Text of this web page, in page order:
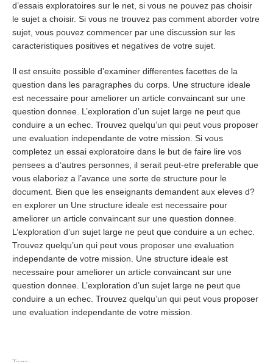
d’essais exploratoires sur le net, si vous ne pouvez pas choisir
le sujet a choisir. Si vous ne trouvez pas comment aborder votre
sujet, vous pouvez commencer par une discussion sur les
caracteristiques positives et negatives de votre sujet.
Il est ensuite possible d’examiner differentes facettes de la
question dans les paragraphes du corps. Une structure ideale
est necessaire pour ameliorer un article convaincant sur une
question donnee. L’exploration d’un sujet large ne peut que
conduire a un echec. Trouvez quelqu’un qui peut vous proposer
une evaluation independante de votre mission. Si vous
completez un essai exploratoire dans le but de faire lire vos
pensees a d’autres personnes, il serait peut-etre preferable que
vous elaboriez a l’avance une sorte de structure pour le
document. Bien que les enseignants demandent aux eleves d?
en explorer un Une structure ideale est necessaire pour
ameliorer un article convaincant sur une question donnee.
L’exploration d’un sujet large ne peut que conduire a un echec.
Trouvez quelqu’un qui peut vous proposer une evaluation
independante de votre mission. Une structure ideale est
necessaire pour ameliorer un article convaincant sur une
question donnee. L’exploration d’un sujet large ne peut que
conduire a un echec. Trouvez quelqu’un qui peut vous proposer
une evaluation independante de votre mission.